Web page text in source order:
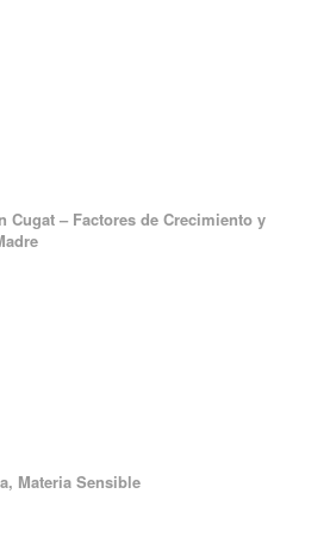
Cugat – Factores de Crecimiento y
Materia Sensible